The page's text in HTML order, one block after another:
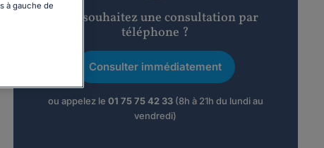
Vous souhaitez une consultation par
téléphone ?
Consulter immédiatement
ou appelez le 01 75 75 42 33(8h à 21h du lundi au
vendredi)
à gauche de